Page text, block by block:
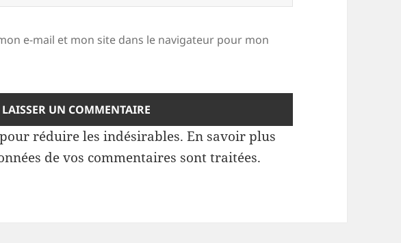
e-mail et mon site dans le navigateur pour mon
réduire les indésirables.En savoir plus
de vos commentaires sont traitées.